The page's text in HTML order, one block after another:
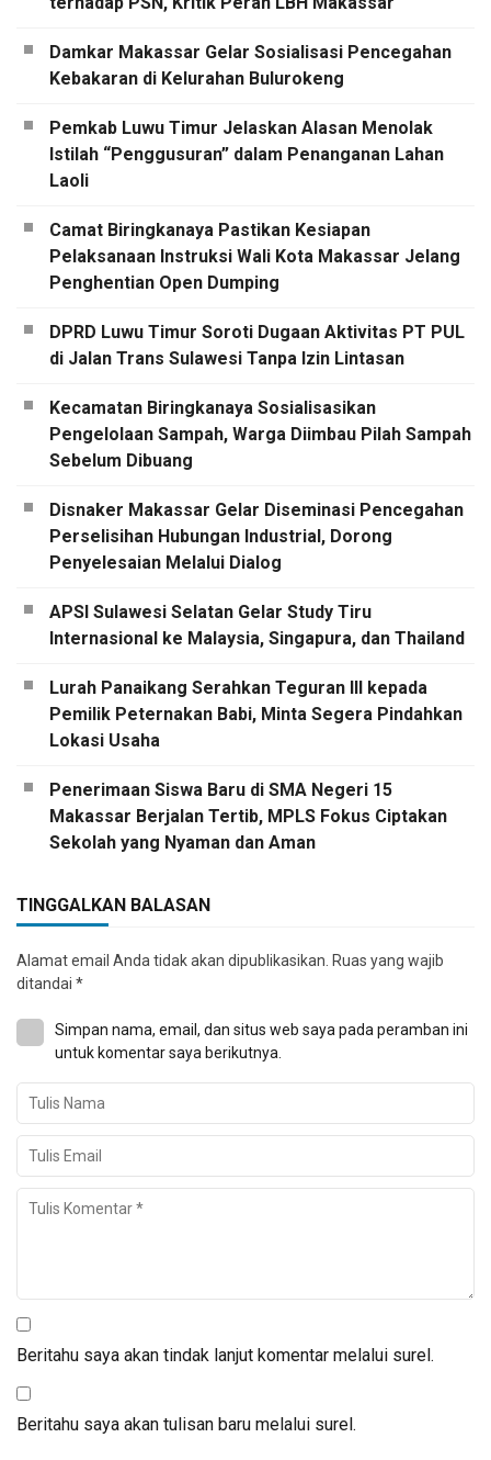
Damkar Makassar Gelar Sosialisasi Pencegahan
Kebakaran di Kelurahan Bulurokeng
Pemkab Luwu Timur Jelaskan Alasan Menolak
Istilah “Penggusuran” dalam Penanganan Lahan
Laoli
Camat Biringkanaya Pastikan Kesiapan
Pelaksanaan Instruksi Wali Kota Makassar Jelang
Penghentian Open Dumping
DPRD Luwu Timur Soroti Dugaan Aktivitas PT PUL
di Jalan Trans Sulawesi Tanpa Izin Lintasan
Kecamatan Biringkanaya Sosialisasikan
Pengelolaan Sampah, Warga Diimbau Pilah Sampah
Sebelum Dibuang
Disnaker Makassar Gelar Diseminasi Pencegahan
Perselisihan Hubungan Industrial, Dorong
Penyelesaian Melalui Dialog
APSI Sulawesi Selatan Gelar Study Tiru
Internasional ke Malaysia, Singapura, dan Thailand
Lurah Panaikang Serahkan Teguran III kepada
Pemilik Peternakan Babi, Minta Segera Pindahkan
Lokasi Usaha
Penerimaan Siswa Baru di SMA Negeri 15
Makassar Berjalan Tertib, MPLS Fokus Ciptakan
Sekolah yang Nyaman dan Aman
TINGGALKAN BALASAN
Alamat email Anda tidak akan dipublikasikan. Ruas yang wajib
ditandai *
Simpan nama, email, dan situs web saya pada peramban ini
untuk komentar saya berikutnya.
Beritahu saya akan tindak lanjut komentar melalui surel.
Beritahu saya akan tulisan baru melalui surel.